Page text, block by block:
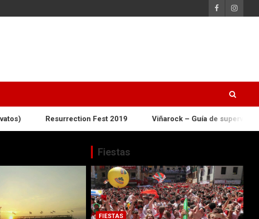
Resurrection Fest 2019 Viñarock – Guía de supervivencia
Fiestas
FIESTAS